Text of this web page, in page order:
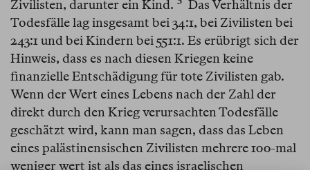
Zivilisten, darunter ein Kind.⁠
Das Verhältnis der
Todesfälle lag insgesamt bei 34:1, bei Zivilisten bei
243:1 und bei Kindern bei 551:1. Es erübrigt sich der
Hinweis, dass es nach diesen Kriegen keine
finanzielle Entschädigung für tote Zivilisten gab.
Wenn der Wert eines Lebens nach der Zahl der
direkt durch den Krieg verursachten Todesfälle
geschätzt wird, kann man sagen, dass das Leben
eines palästinensischen Zivilisten mehrere 100-mal
weniger wert ist als das eines israelischen